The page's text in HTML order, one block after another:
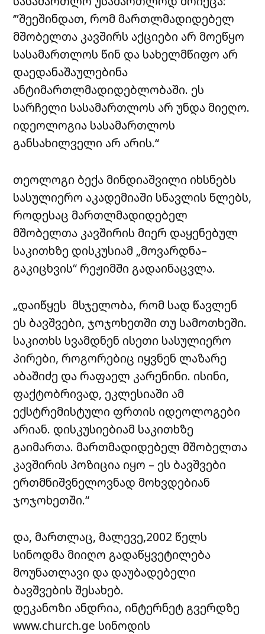
‘”შეეშინდათ, რომ მართლმადიდებელ
მშობელთა კავშირს აქციები არ მოეწყო
სასამართლოს წინ და სახელმწიფო არ
დაედანაშაულებინა
ანტიმართლმადიდებლობაში. ეს
სარჩელი სასამართლოს არ უნდა მიეღო.
იდეოლოგია სასამართლოს
განსახილველი არ არის.“
თეოლოგი ბექა მინდიაშვილი იხსნებს
სასულიერო აკადემიაში სწავლის წლებს,
როდესაც მართლმადიდებელ
მშობელთა კავშირის მიერ დაყენებულ
საკითხზე დისკუსიამ „მოვარდნა–
გაკიცხვის“ რეჟიმში გადაინაცვლა.
„დაიწყეს მსჯელობა, რომ სად წავლენ
ეს ბავშვები, ჯოჯოხეთში თუ სამოთხეში.
საკითხს სვამდნენ ისეთი სასულიერო
პირები, როგორებიც იყვნენ ლაზარე
აბაშიძე და რაფაელ კარენინი. ისინი,
ფაქტობრივად, ეკლესიაში ამ
ექსტრემისტული ფრთის იდეოლოგები
არიან. დისკუსიებიამ საკითხზე
გაიმართა. მართმადიდებელ მშობელთა
კავშირის პოზიცია იყო – ეს ბავშვები
ერთმნიშვნელოვნად მოხვდებიან
ჯოჯოხეთში.“
და, მართლაც, მალევე,2002 წელს
სინოდმა მიიღო გადაწყვეტილება
მოუნათლავი და დაუბადებელი
ბავშვების შესახებ.
დეკანოზი ანდრია, ინტერნეტ გვერდზე
www.church.ge სინოდის